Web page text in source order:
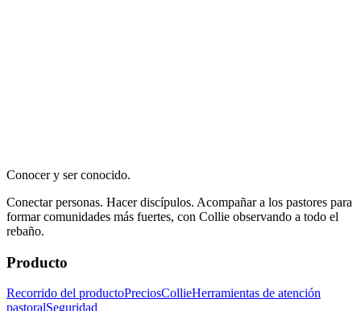
Conocer y ser conocido.
Conectar personas. Hacer discípulos. Acompañar a los pastores para
formar comunidades más fuertes, con Collie observando a todo el
rebaño.
Producto
Recorrido del productoPreciosCollieHerramientas de atención
pastoralSeguridad